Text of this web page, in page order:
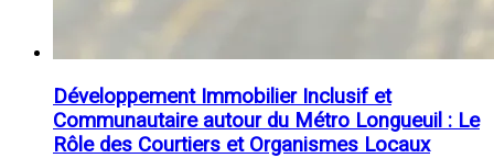
Développement Immobilier Inclusif et
Communautaire autour du Métro Longueuil : Le
Rôle des Courtiers et Organismes Locaux